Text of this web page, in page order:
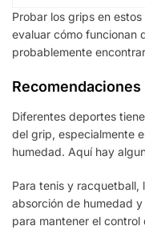
Probar los grips en
evaluar cómo funcionan
probablemente
Diferentes deportes
del grip, especialmente
humedad. Aquí hay
Para tenis y
absorción de humedad
para mantener el control